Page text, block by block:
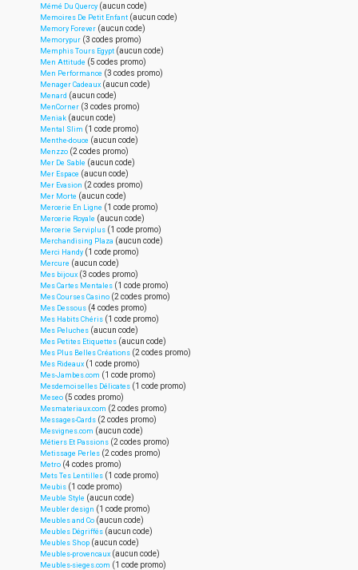
Mémé Du Quercy (aucun code)
Memoires De Petit Enfant (aucun code)
Memory Forever (aucun code)
Memorypur (3 codes promo)
Memphis Tours Egypt (aucun code)
Men Attitude (5 codes promo)
Men Performance (3 codes promo)
Menager Cadeaux (aucun code)
Menard (aucun code)
MenCorner (3 codes promo)
Meniak (aucun code)
Mental Slim (1 code promo)
Menthe-douce (aucun code)
Menzzo (2 codes promo)
Mer De Sable (aucun code)
Mer Espace (aucun code)
Mer Evasion (2 codes promo)
Mer Morte (aucun code)
Mercerie En Ligne (1 code promo)
Mercerie Royale (aucun code)
Mercerie Serviplus (1 code promo)
Merchandising Plaza (aucun code)
Merci Handy (1 code promo)
Mercure (aucun code)
Mes bijoux (3 codes promo)
Mes Cartes Mentales (1 code promo)
Mes Courses Casino (2 codes promo)
Mes Dessous (4 codes promo)
Mes Habits Chéris (1 code promo)
Mes Peluches (aucun code)
Mes Petites Etiquettes (aucun code)
Mes Plus Belles Créations (2 codes promo)
Mes Rideaux (1 code promo)
Mes-Jambes.com (1 code promo)
Mesdemoiselles Délicates (1 code promo)
Meseo (5 codes promo)
Mesmateriaux.com (2 codes promo)
Messages-Cards (2 codes promo)
Mesvignes.com (aucun code)
Métiers Et Passions (2 codes promo)
Metissage Perles (2 codes promo)
Metro (4 codes promo)
Mets Tes Lentilles (1 code promo)
Meubis (1 code promo)
Meuble Style (aucun code)
Meubler design (1 code promo)
Meubles and Co (aucun code)
Meubles Dégriffés (aucun code)
Meubles Shop (aucun code)
Meubles-provencaux (aucun code)
Meubles-sieges.com (1 code promo)